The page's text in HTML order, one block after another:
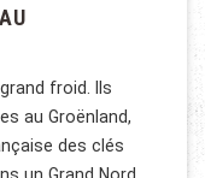
froid. Ils
au Groënland,
des clés